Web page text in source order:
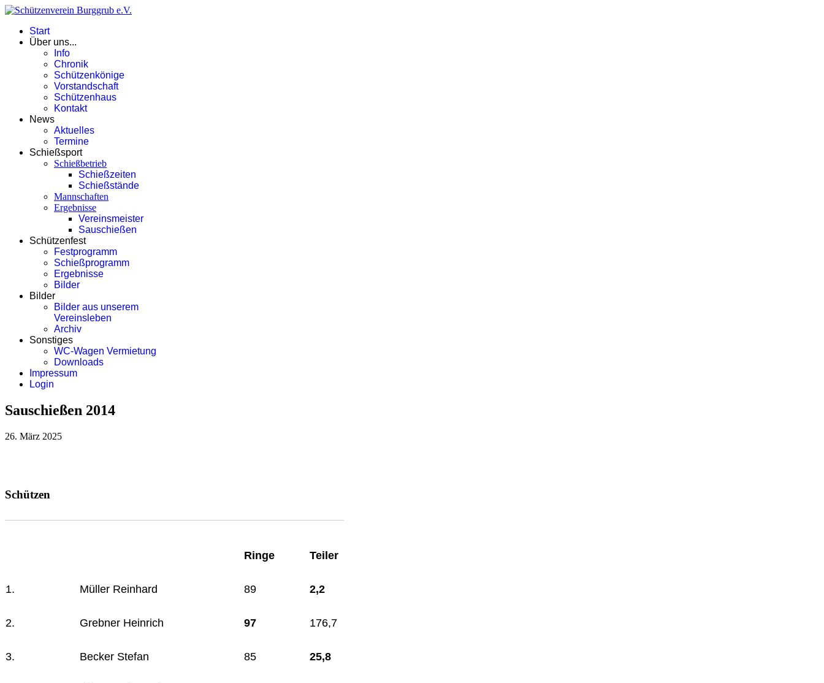
Start
Über uns...
Info
Chronik
Schützenkönige
Vorstandschaft
Schützenhaus
Kontakt
News
Aktuelles
Termine
Schießsport
Schießbetrieb
Schießzeiten
Schießstände
Mannschaften
Ergebnisse
Vereinsmeister
Sauschießen
Schützenfest
Festprogramm
Schießprogramm
Ergebnisse
Bilder
Bilder
Bilder aus unserem
Vereinsleben
Archiv
Sonstiges
WC-Wagen Vermietung
Downloads
Impressum
Login
Sauschießen 2014
26. März 2025
Schützen
Ringe Teiler
1. Müller Reinhard 89 2,2
2. Grebner Heinrich 97 176,7
3. Becker Stefan 85 25,8